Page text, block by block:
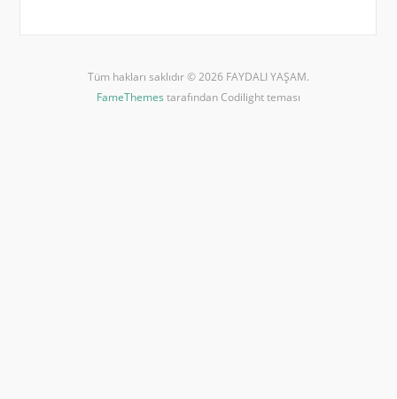
Tüm hakları saklıdır © 2026 FAYDALI YAŞAM.
FameThemes tarafından Codilight teması